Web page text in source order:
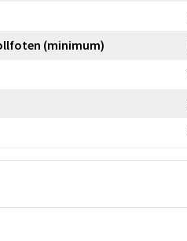
(minimum)